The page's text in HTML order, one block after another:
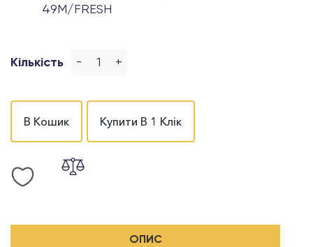
49M/FRESH
Кількість - +
В Кошик Купити В 1 Клік
ОПИС